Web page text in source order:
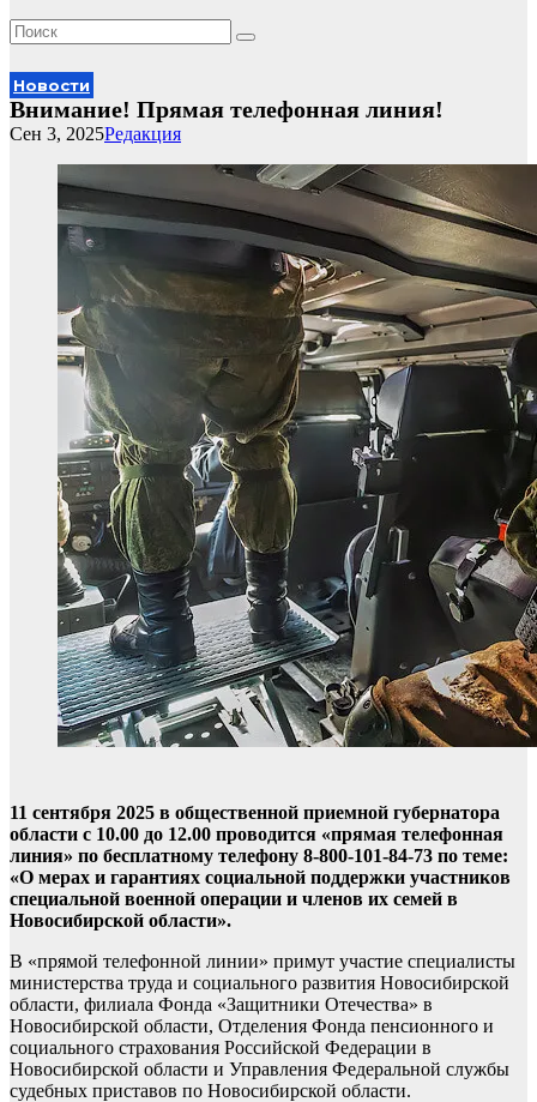
Новости
Внимание! Прямая телефонная линия!
Редакция
Сен 3, 2025
11 сентября 2025 в общественной приемной губернатора
области с 10.00 до 12.00 проводится «прямая телефонная
линия» по бесплатному телефону 8-800-101-84-73 по теме:
«О мерах и гарантиях социальной поддержки участников
специальной военной операции и членов их семей в
Новосибирской области».
В «прямой телефонной линии» примут участие специалисты
министерства труда и социального развития Новосибирской
области, филиала Фонда «Защитники Отечества» в
Новосибирской области, Отделения Фонда пенсионного и
социального страхования Российской Федерации в
Новосибирской области и Управления Федеральной службы
судебных приставов по Новосибирской области.